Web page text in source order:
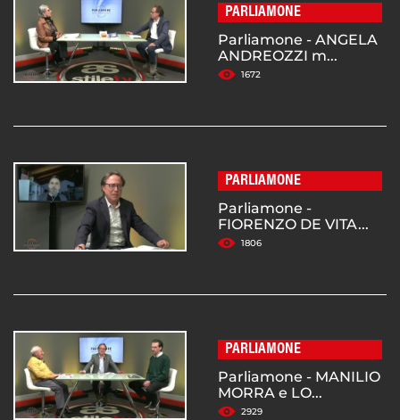
PARLIAMONE
Parliamone - ANGELA
ANDREOZZI m...
1672
PARLIAMONE
Parliamone -
FIORENZO DE VITA...
1806
PARLIAMONE
Parliamone - MANILIO
MORRA e LO...
2929